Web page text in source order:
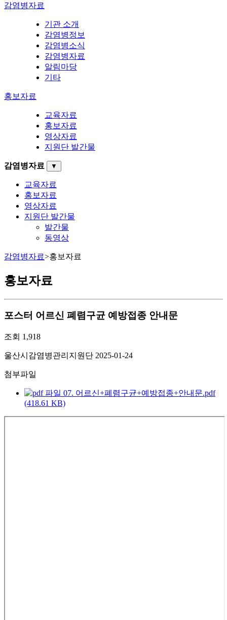
감염병자료
기관 소개
감염병정보
감염병소식
감염병자료
알림마당
기타
홍보자료
교육자료
홍보자료
영상자료
지원단 발간물
감염병자료 ▼
교육자료
홍보자료
영상자료
지원단 발간물
발간물
동영상
감염병자료>홍보자료
홍보자료
포스터 어르신 폐렴구균 예방접종 안내문
조회 1,918
울산시감염병관리지원단 2025-01-24
첨부파일
07. 어르신+폐렴구균+예방접종+안내문.pdf
(418.61 KB)